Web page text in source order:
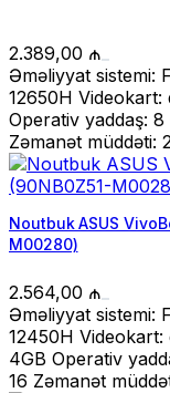
2.389,00 ₼
Əməliyyat sistemi:
12650H
Operativ yaddaş: 8
Zəmanət müddəti:
Noutbuk ASUS
M00280)
2.564,00 ₼
Əməliyyat sistemi:
12450H
4GB Operativ
16 Zəmanət